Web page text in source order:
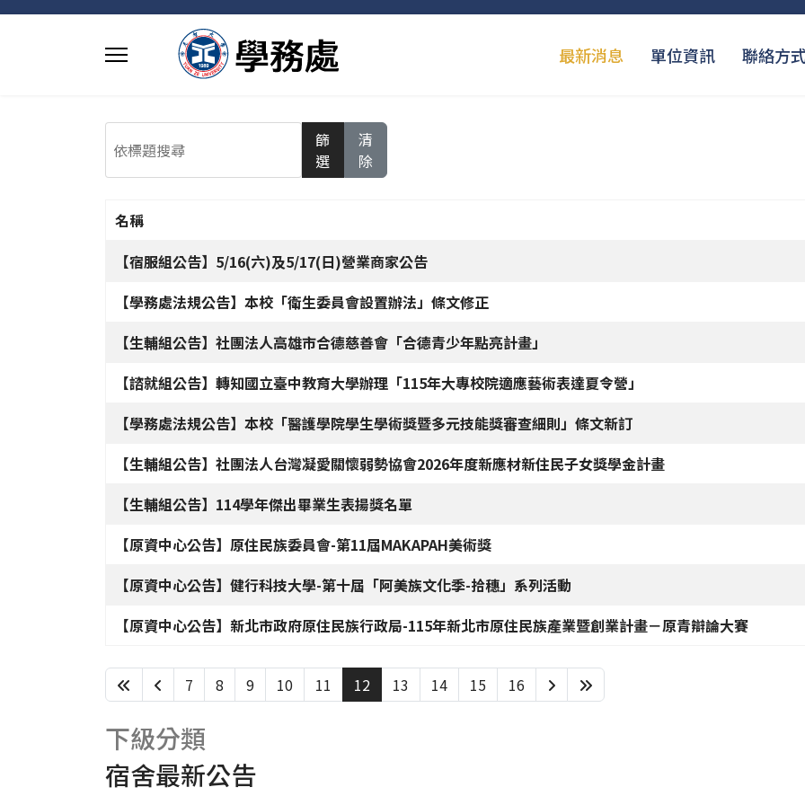
最新消息 單位資訊 聯絡方
篩
選
清
除
文章列表
名稱
【宿服組公告】5/16(六)及5/17(日)營業商家公告
【學務處法規公告】本校「衛生委員會設置辦法」條文修正
【生輔組公告】社團法人高雄市合德慈善會「合德青少年點亮計畫」
【諮就組公告】轉知國立臺中教育大學辦理「115年大專校院適應藝術表達夏令營」
【學務處法規公告】本校「醫護學院學生學術獎暨多元技能獎審查細則」條文新訂
【生輔組公告】社團法人台灣凝愛關懷弱勢協會2026年度新應材新住民子女獎學金計畫
【生輔組公告】114學年傑出畢業生表揚獎名單
【原資中心公告】原住民族委員會-第11屆MAKAPAH美術獎
【原資中心公告】健行科技大學-第十屆「阿美族文化季-拾穗」系列活動
【原資中心公告】新北市政府原住民族行政局-115年新北市原住民族產業暨創業計畫－原青辯論大賽
7 8 9 10 11 12 13 14 15 16
下級分類
宿舍最新公告